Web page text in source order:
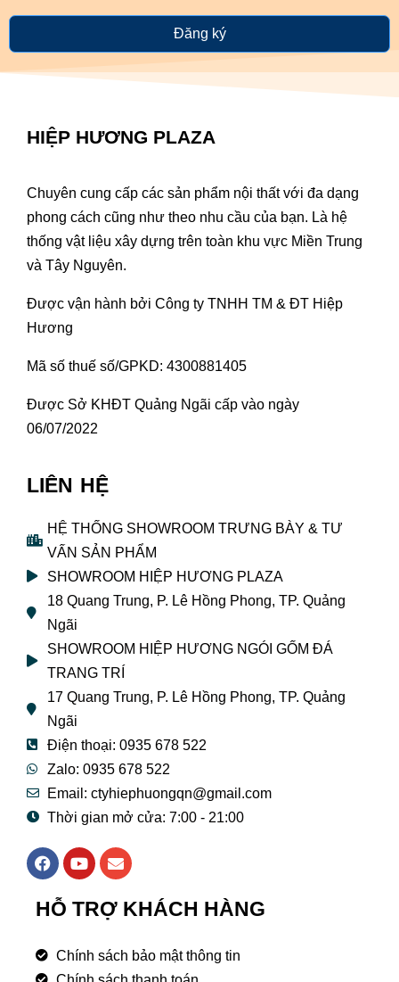
Đăng ký
HIỆP HƯƠNG PLAZA
Chuyên cung cấp các sản phẩm nội thất với đa dạng
phong cách cũng như theo nhu cầu của bạn. Là hệ
thống vật liệu xây dựng trên toàn khu vực Miền Trung
và Tây Nguyên.
Được vận hành bởi Công ty TNHH TM & ĐT Hiệp
Hương
Mã số thuế số/GPKD: 4300881405
Được Sở KHĐT Quảng Ngãi cấp vào ngày
06/07/2022
LIÊN HỆ
HỆ THỐNG SHOWROOM TRƯNG BÀY & TƯ
VẤN SẢN PHẨM
SHOWROOM HIỆP HƯƠNG PLAZA
18 Quang Trung, P. Lê Hồng Phong, TP. Quảng
Ngãi
SHOWROOM HIỆP HƯƠNG NGÓI GỐM ĐÁ
TRANG TRÍ
17 Quang Trung, P. Lê Hồng Phong, TP. Quảng
Ngãi
Điện thoại: 0935 678 522
Zalo: 0935 678 522
Email: ctyhiephuongqn@gmail.com
Thời gian mở cửa: 7:00 - 21:00
F
a
e
b
o
k
Y
o
t
u
e
E
n
e
l
p
e
HỖ TRỢ KHÁCH HÀNG
Chính sách bảo mật thông tin